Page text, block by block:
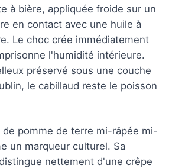
à bière, appliquée froide sur un
en contact avec une huile à
Le choc crée immédiatement
l'humidité intérieure.
préservé sous une couche
le cabillaud reste le poisson
de pomme de terre mi-râpée mi-
un marqueur culturel. Sa
nettement d'une crêpe